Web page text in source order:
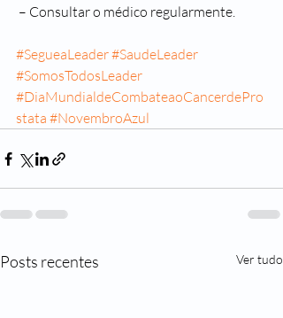
– Consultar o médico regularmente.
#SegueaLeader#SaudeLeader
#SomosTodosLeader
#DiaMundialdeCombateaoCancerdePro
stata #NovembroAzul
Posts recentes Ver tudo